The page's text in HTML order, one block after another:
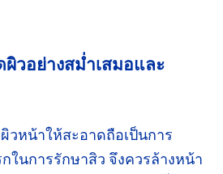
ผิวอย่างสม่ำเสมอและ
วหน้าให้สะอาดถือเป็นการ
ในการรักษาสิว จึงควรล้างหน้า